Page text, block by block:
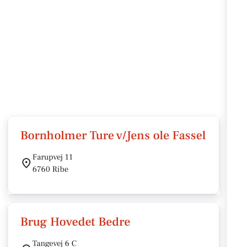
Bornholmer Ture v/Jens ole Fassel
Farupvej 11
6760 Ribe
Brug Hovedet Bedre
Tangevej 6 C